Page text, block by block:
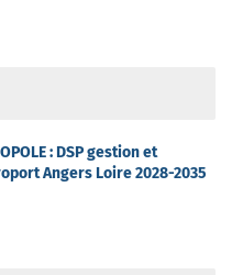
: DSP gestion et
Angers Loire 2028-2035